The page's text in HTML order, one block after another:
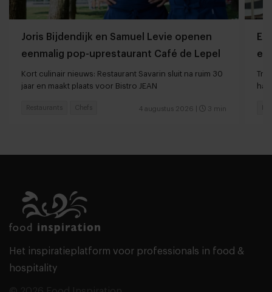
Joris Bijdendijk en Samuel Levie openen
eenmalig pop-uprestaurant Café de Lepel
Kort culinair nieuws: Restaurant Savarin sluit na ruim 30
jaar en maakt plaats voor Bistro JEAN
4 augustus 2026 3 min
Restaurants Chefs
Het inspiratieplatform voor professionals in food &
hospitality